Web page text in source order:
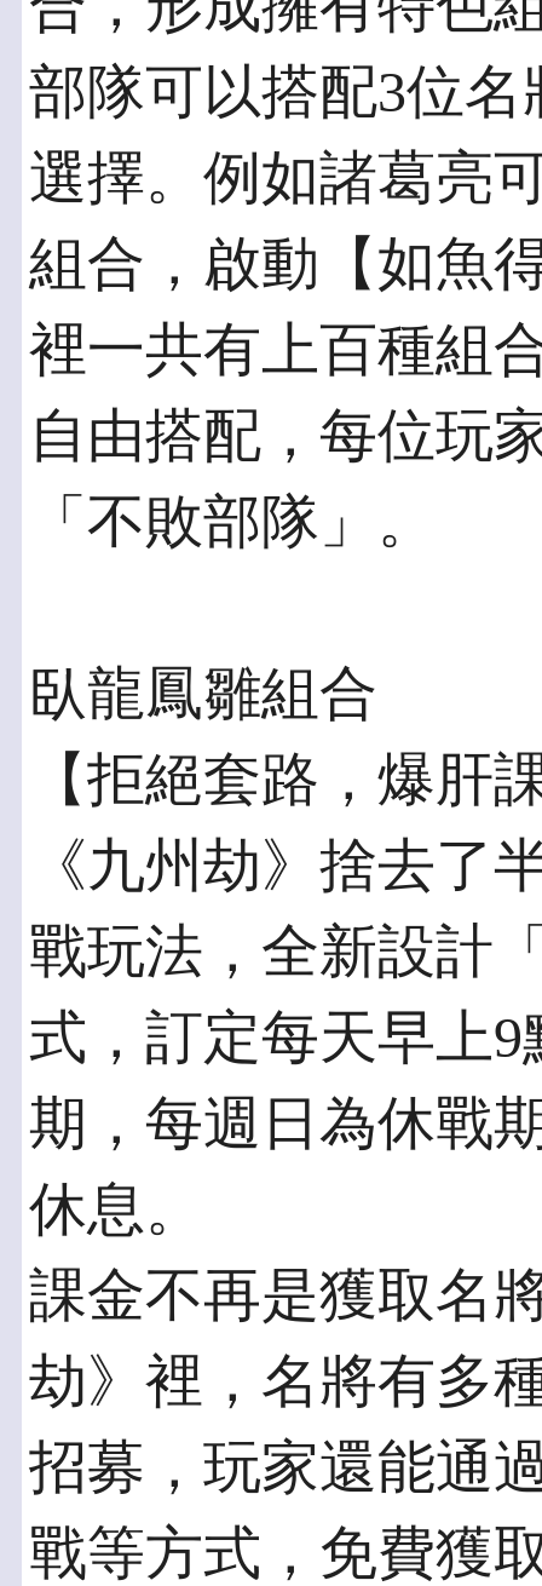
部隊可以搭配3位
選擇。例如諸葛亮
組合，啟動【如魚
裡一共有上百種組
自由搭配，每位玩
「不敗部隊」。
臥龍鳳雛組合
【拒絕套路，爆肝
《九州劫》捨去了
戰玩法，全新設計
式，訂定每天早上
期，每週日為休戰
休息。
課金不再是獲取名
劫》裡，名將有多
招募，玩家還能通
戰等方式，免費獲